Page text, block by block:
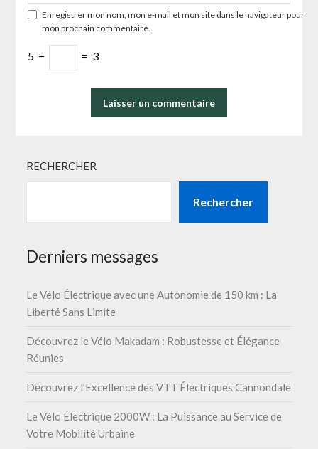
Enregistrer mon nom, mon e-mail et mon site dans le navigateur pour
mon prochain commentaire.
5 − = 3
RECHERCHER
Rechercher
Derniers messages
Le Vélo Électrique avec une Autonomie de 150 km : La
Liberté Sans Limite
Découvrez le Vélo Makadam : Robustesse et Élégance
Réunies
Découvrez l’Excellence des VTT Électriques Cannondale
Le Vélo Électrique 2000W : La Puissance au Service de
Votre Mobilité Urbaine